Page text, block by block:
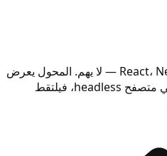
React، Next.js، Angular، Vue، Tailwind — لا يهم. المحول يعرض
الصفحات المبنية بـ JavaScript في متصفح headless، فيلتقط